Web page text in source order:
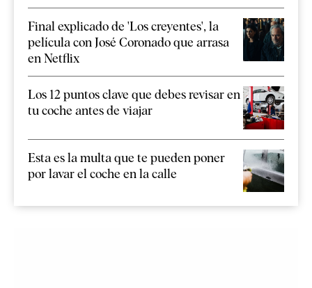
Final explicado de 'Los creyentes', la
película con José Coronado que arrasa
en Netflix
Los 12 puntos clave que debes revisar en
tu coche antes de viajar
Esta es la multa que te pueden poner
por lavar el coche en la calle